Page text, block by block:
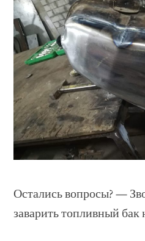
Остались вопросы? —
заварить топливный бак